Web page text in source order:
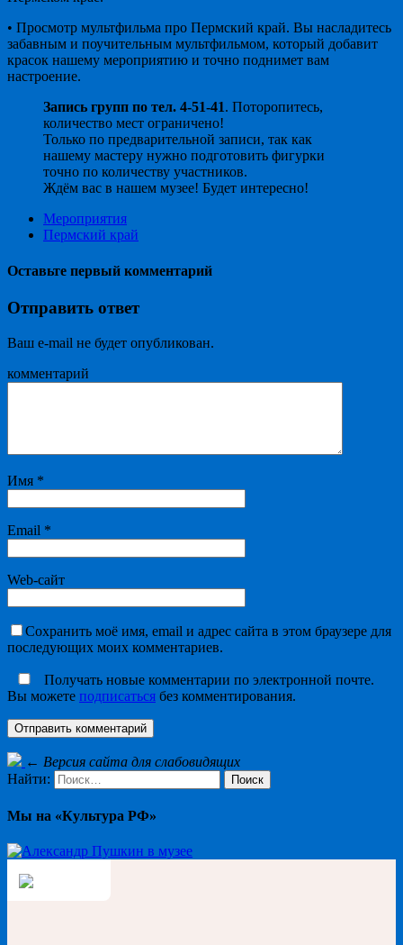
• Просмотр мультфильма про Пермский край. Вы насладитесь
забавным и поучительным мультфильмом, который добавит
красок нашему мероприятию и точно поднимет вам
настроение.
Запись групп по тел. 4-51-41. Поторопитесь,
количество мест ограничено!
Только по предварительной записи, так как
нашему мастеру нужно подготовить фигурки
точно по количеству участников.
Ждём вас в нашем музее! Будет интересно!
Мероприятия
Пермский край
Оставьте первый комментарий
Отправить ответ
Ваш e-mail не будет опубликован.
комментарий
Имя *
Email *
Web-сайт
Сохранить моё имя, email и адрес сайта в этом браузере для
последующих моих комментариев.
Получать новые комментарии по электронной почте.
Вы можете подписаться без комментирования.
← Версия сайта для слабовидящих
Найти:
Мы на «Культура РФ»